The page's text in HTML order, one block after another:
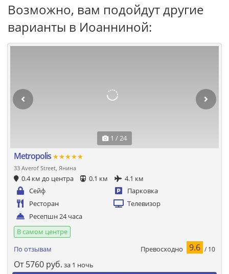
Возможно, вам подойдут другие
варианты в Иоанниной:
1 / 24
Metropolis ★★★★★
33 Averof Street, Янина
0.4 км до центра 0.1 км
4.1 км
Сейф
Парковка
Ресторан
Телевизор
Ресепшн 24 часа
В самом центре
По отзывам
Превосходно 9.6 / 10
От 5760 руб. за 1 ночь